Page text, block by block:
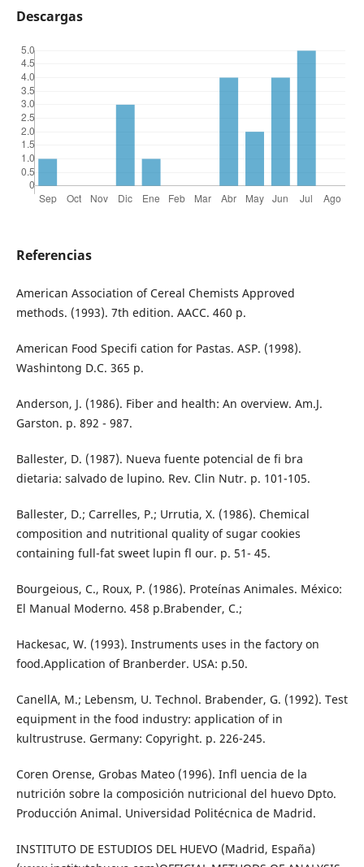
Descargas
Referencias
American Association of Cereal Chemists Approved
methods. (1993). 7th edition. AACC. 460 p.
American Food Specifi cation for Pastas. ASP. (1998).
Washintong D.C. 365 p.
Anderson, J. (1986). Fiber and health: An overview. Am.J.
Garston. p. 892 - 987.
Ballester, D. (1987). Nueva fuente potencial de fi bra
dietaria: salvado de lupino. Rev. Clin Nutr. p. 101-105.
Ballester, D.; Carrelles, P.; Urrutia, X. (1986). Chemical
composition and nutritional quality of sugar cookies
containing full-fat sweet lupin fl our. p. 51- 45.
Bourgeious, C., Roux, P. (1986). Proteínas Animales. México:
El Manual Moderno. 458 p.Brabender, C.;
Hackesac, W. (1993). Instruments uses in the factory on
food.Application of Branberder. USA: p.50.
CanellA, M.; Lebensm, U. Technol. Brabender, G. (1992). Test
equipment in the food industry: application of in
kultrustruse. Germany: Copyright. p. 226-245.
Coren Orense, Grobas Mateo (1996). Infl uencia de la
nutrición sobre la composición nutricional del huevo Dpto.
Producción Animal. Universidad Politécnica de Madrid.
INSTITUTO DE ESTUDIOS DEL HUEVO (Madrid, España)